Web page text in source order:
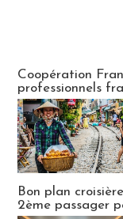
Coopération
professionnels
Bon plan
2ème passager